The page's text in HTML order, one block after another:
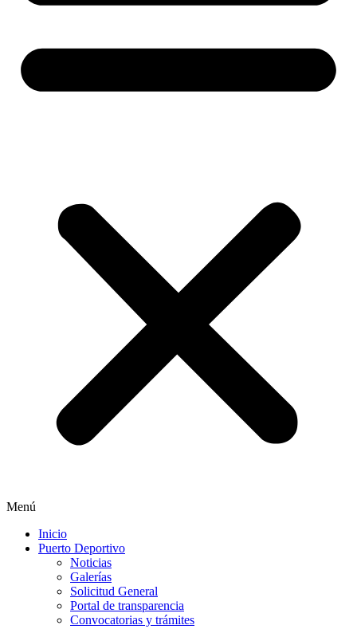
Menú
Inicio
Puerto Deportivo
Noticias
Galerías
Solicitud General
Portal de transparencia
Convocatorias y trámites